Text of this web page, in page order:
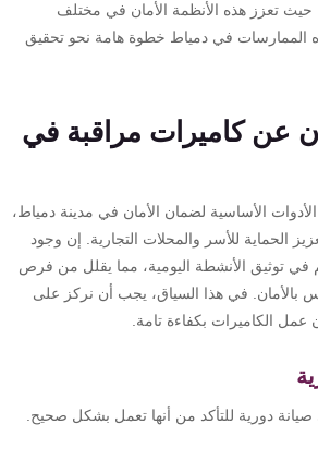
تعزز هذه الأنظمة الأمان في مختلف
الممارسات في دمياط خطوة هامة نحو تحقيق
عن كاميرات مراقبة في
الأساسية لضمان الأمان في مدينة دمياط،
للأسر والمحلات التجارية. إن وجود
توثيق الأنشطة اليومية، مما يقلل من فرص
في هذا السياق، يجب أن نركز على
الكاميرات بكفاءة تامة.
دورية للتأكد من أنها تعمل بشكل صحيح.